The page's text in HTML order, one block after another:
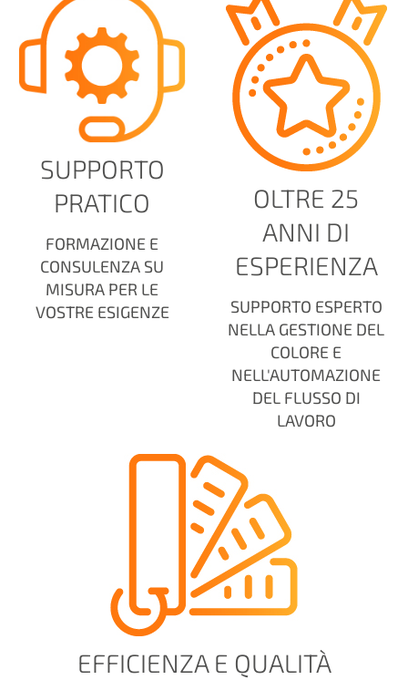
SUPPORTO
PRATICO
FORMAZIONE E
CONSULENZA SU
MISURA PER LE
VOSTRE ESIGENZE
OLTRE 25
ANNI DI
ESPERIENZA
SUPPORTO ESPERTO
NELLA GESTIONE DEL
COLORE E
NELL'AUTOMAZIONE
DEL FLUSSO DI
LAVORO
EFFICIENZA E QUALITÀ